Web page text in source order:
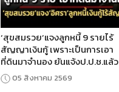
‘สุขสมรวย’แจงลูกหนี้ 9 รายไร้
สัญญาเงินกู้ เพราะเป็นการเอา
ที่ดินมาจำนอง ยันแจ้งป.ป.ช.แล้ว
05 สิงหาคม 2569